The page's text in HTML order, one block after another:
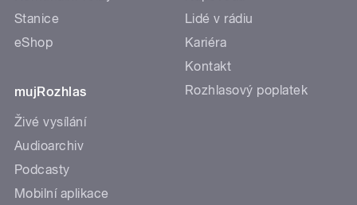
Stanice
eShop
mujRozhlas
Živé vysílání
Audioarchiv
Podcasty
Mobilní aplikace
Lidé v rádiu
Kariéra
Kontakt
Rozhlasový poplatek